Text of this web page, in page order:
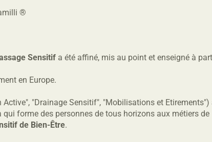
®
Sensitif a été affiné, mis au point et enseigné à
en Europe.
Active", "Drainage Sensitif", "Mobilisations et
forme des personnes de tous horizons aux métiers de
de Bien-Être.